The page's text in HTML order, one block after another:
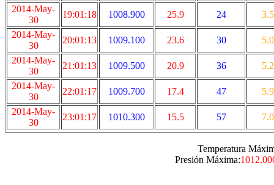
2014-May-
30
19:01:18 1008.900 25.9 24
3.5
2014-May-
30
20:01:13 1009.100 23.6 30
5.0
2014-May-
30
21:01:13 1009.500 20.9 36
5.2
2014-May-
30
22:01:17 1009.700 17.4 47
5.9
2014-May-
30
23:01:17 1010.300 15.5 57 7.0
Temperatura
Presión Máxima: